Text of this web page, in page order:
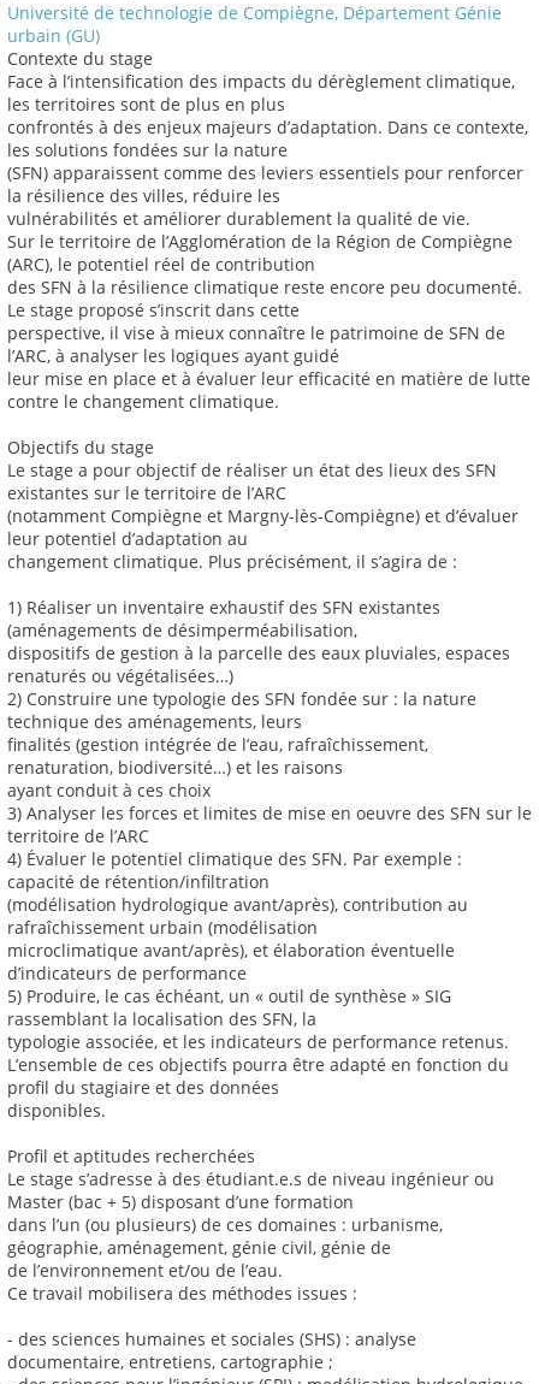
Université de technologie de Compiègne, Département Génie
urbain (GU)
Contexte du stage
Face à l’intensification des impacts du dérèglement climatique,
les territoires sont de plus en plus
confrontés à des enjeux majeurs d’adaptation. Dans ce contexte,
les solutions fondées sur la nature
(SFN) apparaissent comme des leviers essentiels pour renforcer
la résilience des villes, réduire les
vulnérabilités et améliorer durablement la qualité de vie.
Sur le territoire de l’Agglomération de la Région de Compiègne
(ARC), le potentiel réel de contribution
des SFN à la résilience climatique reste encore peu documenté.
Le stage proposé s’inscrit dans cette
perspective, il vise à mieux connaître le patrimoine de SFN de
l’ARC, à analyser les logiques ayant guidé
leur mise en place et à évaluer leur efficacité en matière de lutte
contre le changement climatique.
Objectifs du stage
Le stage a pour objectif de réaliser un état des lieux des SFN
existantes sur le territoire de l’ARC
(notamment Compiègne et Margny-lès-Compiègne) et d’évaluer
leur potentiel d’adaptation au
changement climatique. Plus précisément, il s’agira de :
1) Réaliser un inventaire exhaustif des SFN existantes
(aménagements de désimperméabilisation,
dispositifs de gestion à la parcelle des eaux pluviales, espaces
renaturés ou végétalisées…)
2) Construire une typologie des SFN fondée sur : la nature
technique des aménagements, leurs
finalités (gestion intégrée de l’eau, rafraîchissement,
renaturation, biodiversité…) et les raisons
ayant conduit à ces choix
3) Analyser les forces et limites de mise en oeuvre des SFN sur le
territoire de l’ARC
4) Évaluer le potentiel climatique des SFN. Par exemple :
capacité de rétention/infiltration
(modélisation hydrologique avant/après), contribution au
rafraîchissement urbain (modélisation
microclimatique avant/après), et élaboration éventuelle
d’indicateurs de performance
5) Produire, le cas échéant, un « outil de synthèse » SIG
rassemblant la localisation des SFN, la
typologie associée, et les indicateurs de performance retenus.
L’ensemble de ces objectifs pourra être adapté en fonction du
profil du stagiaire et des données
disponibles.
Profil et aptitudes recherchées
Le stage s’adresse à des étudiant.e.s de niveau ingénieur ou
Master (bac + 5) disposant d’une formation
dans l’un (ou plusieurs) de ces domaines : urbanisme,
géographie, aménagement, génie civil, génie de
de l’environnement et/ou de l’eau.
Ce travail mobilisera des méthodes issues :
- des sciences humaines et sociales (SHS) : analyse
documentaire, entretiens, cartographie ;